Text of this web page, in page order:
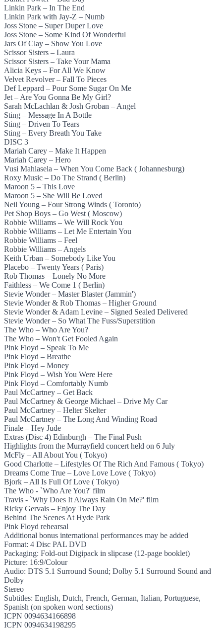
Linkin Park – In The End
Linkin Park with Jay-Z – Numb
Joss Stone – Super Duper Love
Joss Stone – Some Kind Of Wonderful
Jars Of Clay – Show You Love
Scissor Sisters – Laura
Scissor Sisters – Take Your Mama
Alicia Keys – For All We Know
Velvet Revolver – Fall To Pieces
Def Leppard – Pour Some Sugar On Me
Jet – Are You Gonna Be My Girl?
Sarah McLachlan & Josh Groban – Angel
Sting – Message In A Bottle
Sting – Driven To Tears
Sting – Every Breath You Take
DISC 3
Mariah Carey – Make It Happen
Mariah Carey – Hero
Vusi Mahlasela – When You Come Back ( Johannesburg)
Roxy Music – Do The Strand ( Berlin)
Maroon 5 – This Love
Maroon 5 – She Will Be Loved
Neil Young – Four Strong Winds ( Toronto)
Pet Shop Boys – Go West ( Moscow)
Robbie Williams – We Will Rock You
Robbie Williams – Let Me Entertain You
Robbie Williams – Feel
Robbie Williams – Angels
Keith Urban – Somebody Like You
Placebo – Twenty Years ( Paris)
Rob Thomas – Lonely No More
Faithless – We Come 1 ( Berlin)
Stevie Wonder – Master Blaster (Jammin')
Stevie Wonder & Rob Thomas – Higher Ground
Stevie Wonder & Adam Levine – Signed Sealed Delivered
Stevie Wonder – So What The Fuss/Superstition
The Who – Who Are You?
The Who – Won't Get Fooled Again
Pink Floyd – Speak To Me
Pink Floyd – Breathe
Pink Floyd – Money
Pink Floyd – Wish You Were Here
Pink Floyd – Comfortably Numb
Paul McCartney – Get Back
Paul McCartney & George Michael – Drive My Car
Paul McCartney – Helter Skelter
Paul McCartney – The Long And Winding Road
Finale – Hey Jude
Extras (Disc 4) Edinburgh – The Final Push
Highlights from the Murrayfield concert held on 6 July
McFly – All About You ( Tokyo)
Good Charlotte – Lifestyles Of The Rich And Famous ( Tokyo)
Dreams Come True – Love Love Love ( Tokyo)
Bjork – All Is Full Of Love ( Tokyo)
The Who - `Who Are You?' film
Travis - `Why Does It Always Rain On Me?' film
Ricky Gervais – Enjoy The Day
Behind The Scenes At Hyde Park
Pink Floyd rehearsal
Additional bonus international performances may be added
Format: 4 Disc PAL DVD
Packaging: Fold-out Digipack in slipcase (12-page booklet)
Picture: 16:9/Colour
Audio: DTS 5.1 Surround Sound; Dolby 5.1 Surround Sound and
Dolby
Stereo
Subtitles: English, Dutch, French, German, Italian, Portuguese,
Spanish (on spoken word sections)
ICPN 0094634166898
ICPN 0094634198295